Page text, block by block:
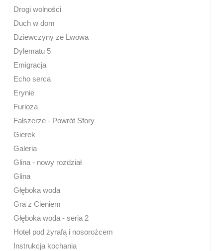
Drogi wolności
Duch w dom
Dziewczyny ze Lwowa
Dylematu 5
Emigracja
Echo serca
Erynie
Furioza
Fałszerze - Powrót Sfory
Gierek
Galeria
Glina - nowy rozdział
Glina
Głęboka woda
Gra z Cieniem
Głęboka woda - seria 2
Hotel pod żyrafą i nosorożcem
Instrukcja kochania